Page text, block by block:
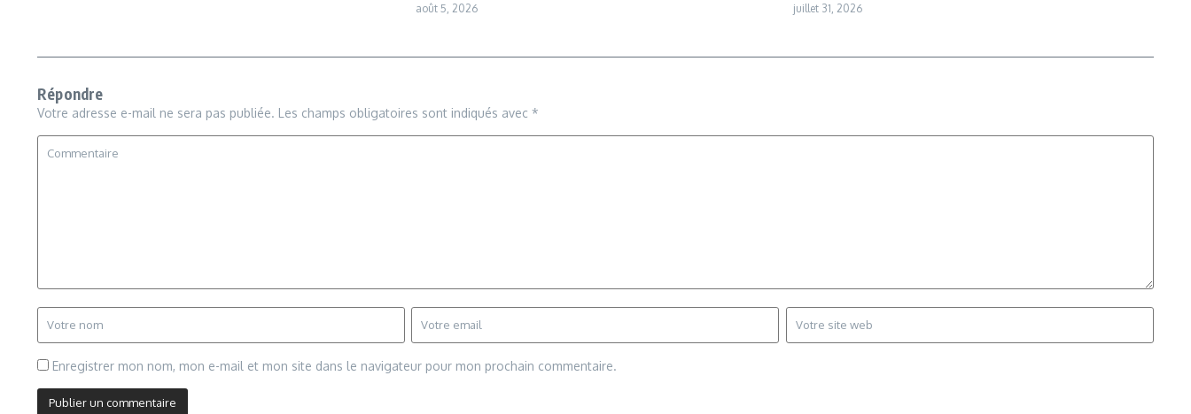
août 5, 2026 juillet 31, 2026
Répondre
Votre adresse e-mail ne sera pas publiée. Les champs obligatoires sont indiqués avec *
Enregistrer mon nom, mon e-mail et mon site dans le navigateur pour mon prochain commentaire.